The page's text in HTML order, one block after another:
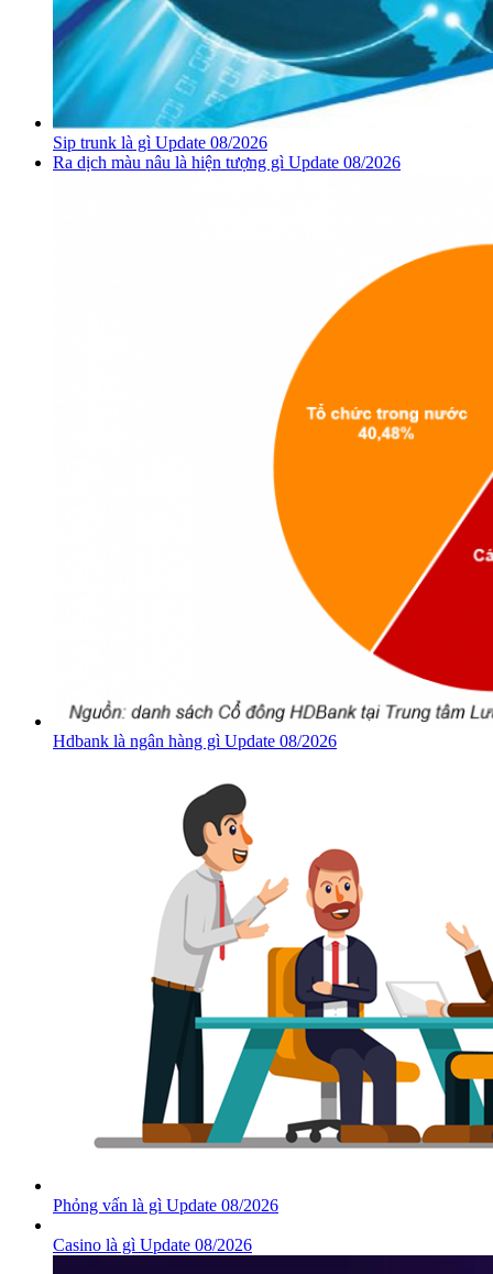
Sip trunk là gì Update 08/2026
Ra dịch màu nâu là hiện tượng gì Update 08/2026
Hdbank là ngân hàng gì Update 08/2026
Phỏng vấn là gì Update 08/2026
Casino là gì Update 08/2026